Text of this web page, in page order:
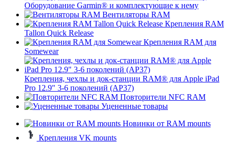
Оборудование Garmin® и комплектующие к нему
Вентиляторы RAM
Крепления RAM
Tallon Quick Release
Крепления RAM для
Somewear
Крепления, чехлы и док-станции RAM® для Apple iPad
Pro 12.9" 3-6 поколений (AP37)
Повторители NFC RAM
Уцененные товары
Новинки от RAM mounts
Крепления VK mounts